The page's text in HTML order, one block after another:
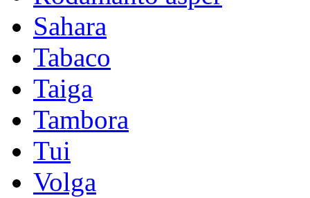
Sahara
Tabaco
Taiga
Tambora
Tui
Volga